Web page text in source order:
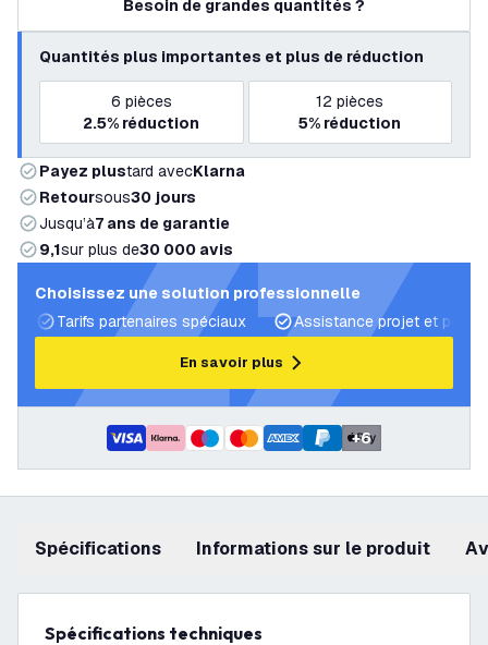
Besoin de grandes quantités ?
Quantités plus importantes et plus de réduction
6 pièces
2.5% réduction
12 pièces
5% réduction
Payez plustard avecKlarna
Retoursous30 jours
Jusqu’à7 ans de garantie
9,1sur plus de30 000 avis
Choisissez une solution professionnelle
Tarifs partenaires spéciaux
Assistance projet et plans
En savoir plus
+6
Spécifications Informations sur le produit
Spécifications techniques